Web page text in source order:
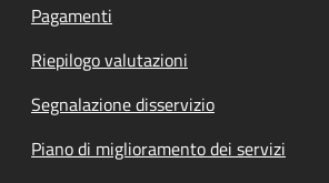
Pagamenti
Riepilogo valutazioni
Segnalazione disservizio
Piano di miglioramento dei servizi